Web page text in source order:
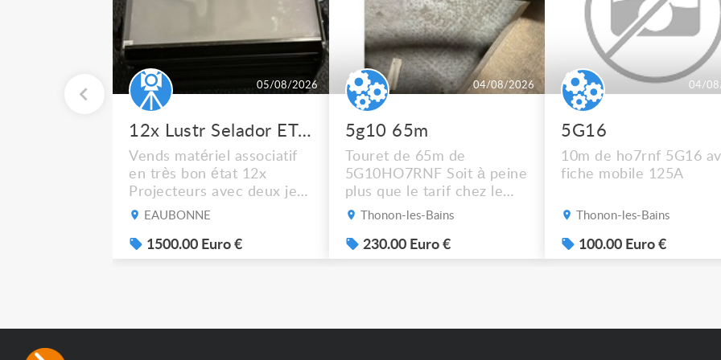
05/08/2026
12x Lustr Selador ETC Led 7x colors filtres
Vends matériel associatif
en très bon état 12x
Projecteurs avec deux jeux
de filtre filtre Lustr Selador
system – seven colour
LEDs providing the
with low power
EAUBONNE
1500.00 Euro €
04/08/2026
5g10 65m
Touret de 65m de
5G10HO7RNF Soit à peine
plus que le tarif chez le
récupérateur Mais
sup sur demande ça ne
passe pas sur l’annonce
Thonon-les-Bains
230.00 Euro €
04/
5G16
10m de ho7rnf 5G16
fiche mobile 125A
Thonon-les-Bains
100.00 Euro €